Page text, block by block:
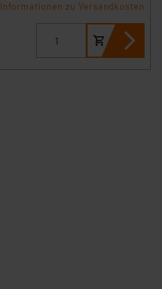
Informationen zu Versandkosten